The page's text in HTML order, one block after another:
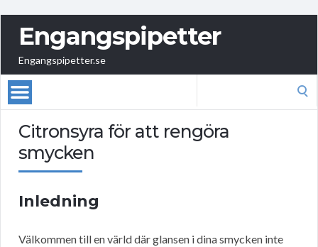
Engangspipetter
Engangspipetter.se
Citronsyra för att rengöra
smycken
Inledning
Välkommen till en värld där glansen i dina smycken inte